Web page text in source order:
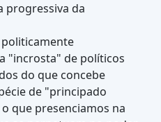
progressiva da
"incrosta" de políticos
do que concebe
de "principado
que presenciamos na